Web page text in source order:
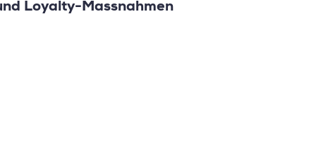
Loyalty-Massnahmen